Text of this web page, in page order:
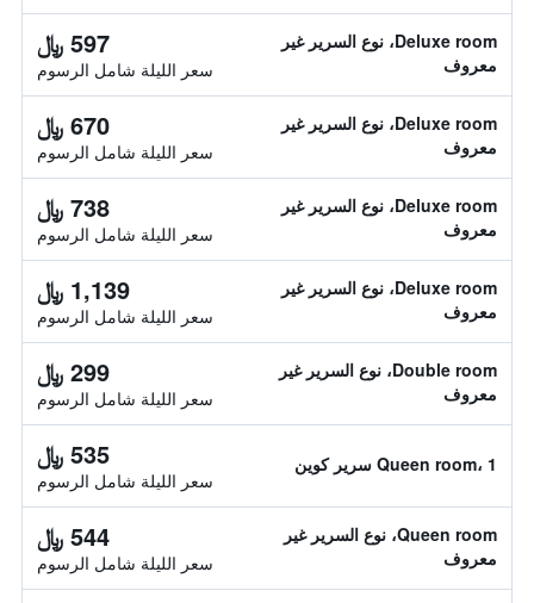
Deluxe room، نوع السرير غير
معروف
597 ﷼
سعر الليلة شامل الرسوم
Deluxe room، نوع السرير غير
معروف
670 ﷼
سعر الليلة شامل الرسوم
Deluxe room، نوع السرير غير
معروف
738 ﷼
سعر الليلة شامل الرسوم
Deluxe room، نوع السرير غير
معروف
1,139 ﷼
سعر الليلة شامل الرسوم
Double room، نوع السرير غير
معروف
299 ﷼
سعر الليلة شامل الرسوم
Queen room، 1 سرير كوين 535 ﷼
سعر الليلة شامل الرسوم
Queen room، نوع السرير غير
معروف
544 ﷼
سعر الليلة شامل الرسوم